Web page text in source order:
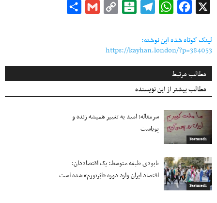
Facebook
WhatsApp
Telegram
Balatarin
Copy
Gmail
لینک کوتاه شده این نوشته:
https://kayhan.london/?p=384053
مطالب مرتبط
مطالب بیشتر از این نویسنده
Featured1
سرمقاله؛ امید به تغییر همیشه زنده و
پویاست
Featured1
نابودی طبقه متوسط؛ یک اقتصاددان:
اقتصاد ایران وارد دوره «ابَرتورم» شده‌ است